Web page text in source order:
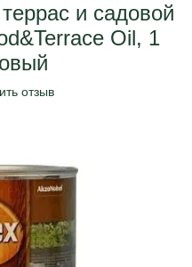
и садовой
Oil, 1
отзыв